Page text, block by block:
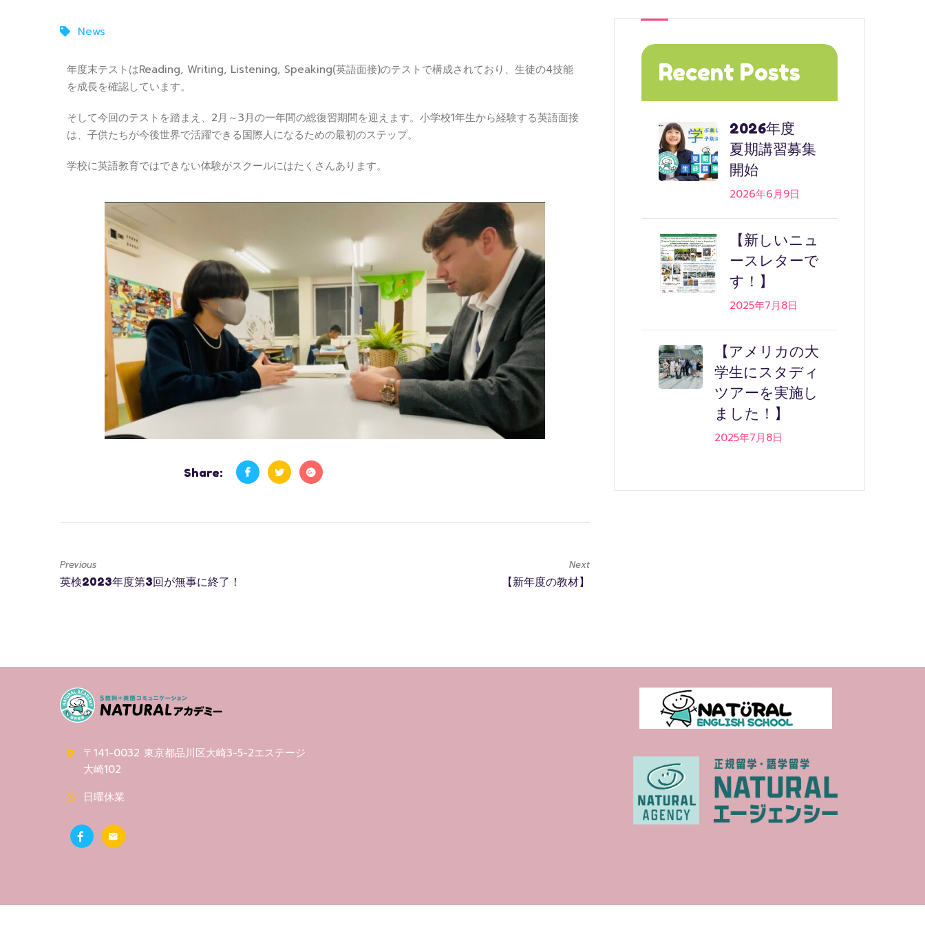
News
年度末テストはReading, Writing, Listening, Speaking(英語面接)のテストで構成されており、生徒の4技能
を成長を確認しています。
そして今回のテストを踏まえ、2月～3月の一年間の総復習期間を迎えます。小学校1年生から経験する英語面接
は、子供たちが今後世界で活躍できる国際人になるための最初のステップ。
学校に英語教育ではできない体験がスクールにはたくさんあります。
Share:
Previous
英検2023年度第3回が無事に終了！
Next
【新年度の教材】
Recent Posts
2026年度
夏期講習募集
開始
2026年6月9日
【新しいニュ
ースレターで
す！】
2025年7月8日
【アメリカの大
学生にスタディ
ツアーを実施し
ました！】
2025年7月8日
〒141-0032 東京都品川区大崎3-5-2エステージ
大崎102
日曜休業